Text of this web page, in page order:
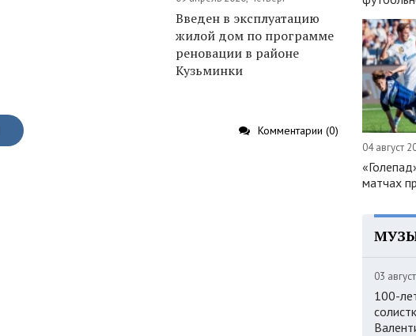
Введен в эксплуатацию
жилой дом по программе
реновации в районе
Кузьминки
Комментарии (0)
04 август
матчах
03
100-